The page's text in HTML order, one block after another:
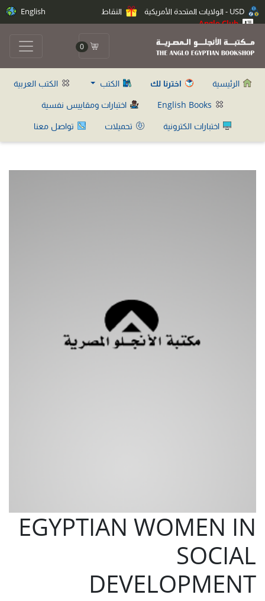
النقاط
Anglo Club
English
0
الرئيسية اخترنا لك الكتب
الكتب العربية
اختبارات ومقاييس نفسية
اختبارات الكترونية
تحميلات تواصل معنا
EGYPTIAN WOMEN IN
SOCIAL
DEVELOPMENT